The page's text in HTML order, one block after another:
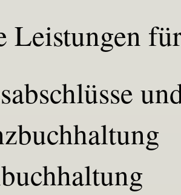
Leistungen